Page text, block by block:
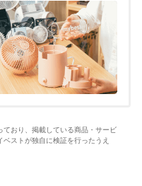
おり、掲載している商品・サービ
ストが独自に検証を行ったうえ